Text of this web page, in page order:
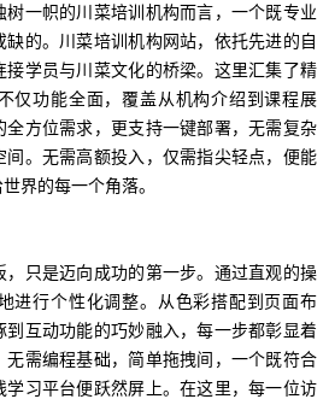
一帜的川菜培训机构而言，一个既专业
的。川菜培训机构网站，依托先进的自
接学员与川菜文化的桥梁。这里汇集了精
仅功能全面，覆盖从机构介绍到课程展
方位需求，更支持一键部署，无需复杂
。无需高额投入，仅需指尖轻点，便能
界的每一个角落。
只是迈向成功的第一步。通过直观的操
进行个性化调整。从色彩搭配到页面布
互动功能的巧妙融入，每一步都彰显着
需编程基础，简单拖拽间，一个既符合
学习平台便跃然屏上。在这里，每一位访